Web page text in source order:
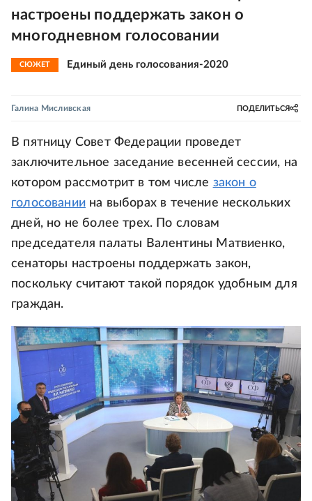
настроены поддержать закон о
многодневном голосовании
СЮЖЕТ Единый день голосования-2020
Галина Мисливская ПОДЕЛИТЬСЯ
В пятницу Совет Федерации проведет
заключительное заседание весенней сессии, на
котором рассмотрит в том числе закон о
голосованиина выборах в течение нескольких
дней, но не более трех. По словам
председателя палаты Валентины Матвиенко,
сенаторы настроены поддержать закон,
поскольку считают такой порядок удобным для
граждан.